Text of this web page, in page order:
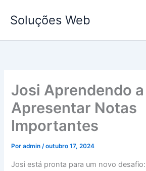
para
conteúdo
Soluções Web
Josi Aprendendo a
Apresentar Notas
Importantes
Poradmin/outubro 17, 2024
Josi está pronta para um novo